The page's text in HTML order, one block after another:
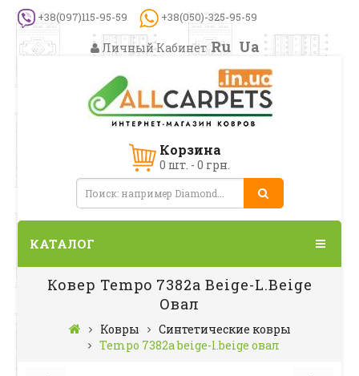
+38(097)115-95-59 +38(050)-325-95-59
Личный Кабинет Ru Ua
Корзина
0 шт. - 0 грн.
КАТАЛОГ
Ковер Tempo 7382a Beige-L.beige
Овал
Ковры
Синтетические ковры
Tempo 7382a beige-l.beige овал